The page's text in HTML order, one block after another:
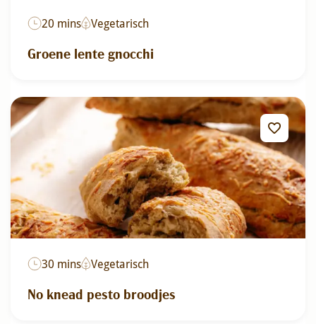
20 mins Vegetarisch
Groene lente gnocchi
30 mins Vegetarisch
No knead pesto broodjes